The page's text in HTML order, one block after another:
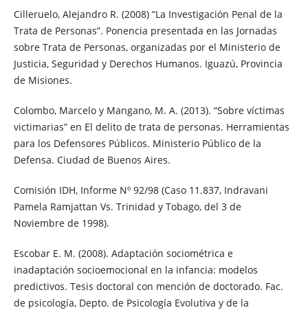
Cilleruelo, Alejandro R. (2008) “La Investigación Penal de la
Trata de Personas”. Ponencia presentada en las Jornadas
sobre Trata de Personas, organizadas por el Ministerio de
Justicia, Seguridad y Derechos Humanos. Iguazú, Provincia
de Misiones.
Colombo, Marcelo y Mangano, M. A. (2013). “Sobre víctimas
victimarias” en El delito de trata de personas. Herramientas
para los Defensores Públicos. Ministerio Público de la
Defensa. Ciudad de Buenos Aires.
Comisión IDH, Informe Nº 92/98 (Caso 11.837, Indravani
Pamela Ramjattan Vs. Trinidad y Tobago, del 3 de
Noviembre de 1998).
Escobar E. M. (2008). Adaptación sociométrica e
inadaptación socioemocional en la infancia: modelos
predictivos. Tesis doctoral con mención de doctorado. Fac.
de psicología, Depto. de Psicología Evolutiva y de la